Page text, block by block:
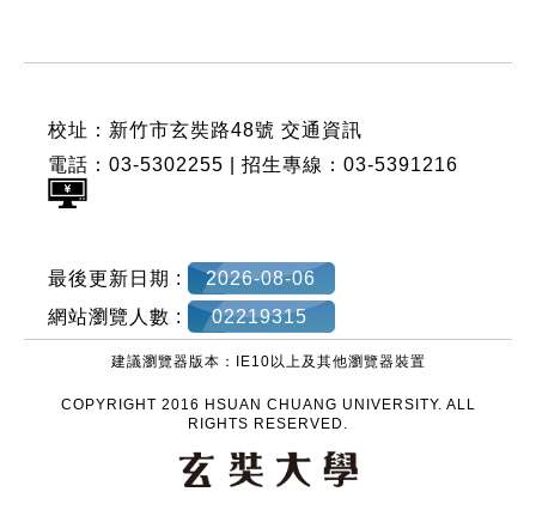
校址：新竹市玄奘路48號 交通資訊
電話：03-5302255 | 招生專線：03-5391216
最後更新日期 :
2026-08-06
網站瀏覽人數 :
02219315
建議瀏覽器版本：IE10以上及其他瀏覽器裝置
COPYRIGHT 2016 HSUAN CHUANG UNIVERSITY. ALL
RIGHTS RESERVED.